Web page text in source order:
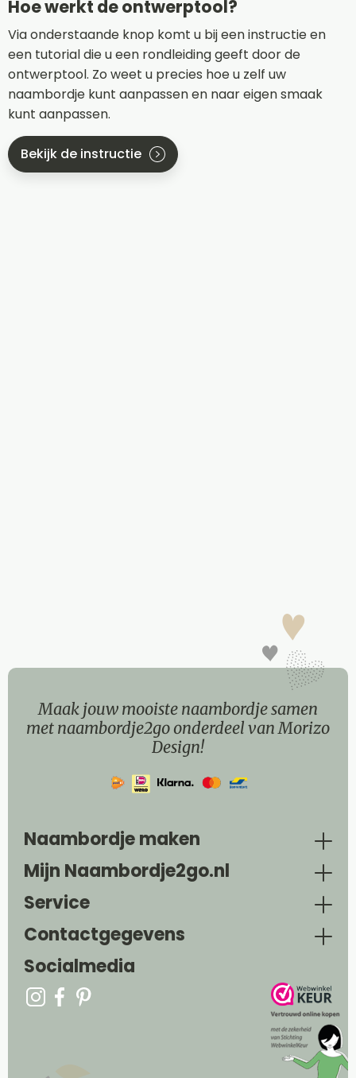
Hoe werkt de ontwerptool?
Via onderstaande knop komt u bij een instructie en
een tutorial die u een rondleiding geeft door de
ontwerptool. Zo weet u precies hoe u zelf uw
naambordje kunt aanpassen en naar eigen smaak
kunt aanpassen.
Bekijk de instructie
Maak jouw mooiste naambordje samen
met naambordje2go onderdeel van Morizo
Design!
Naambordje maken
Mijn Naambordje2go.nl
Service
Contactgegevens
Socialmedia